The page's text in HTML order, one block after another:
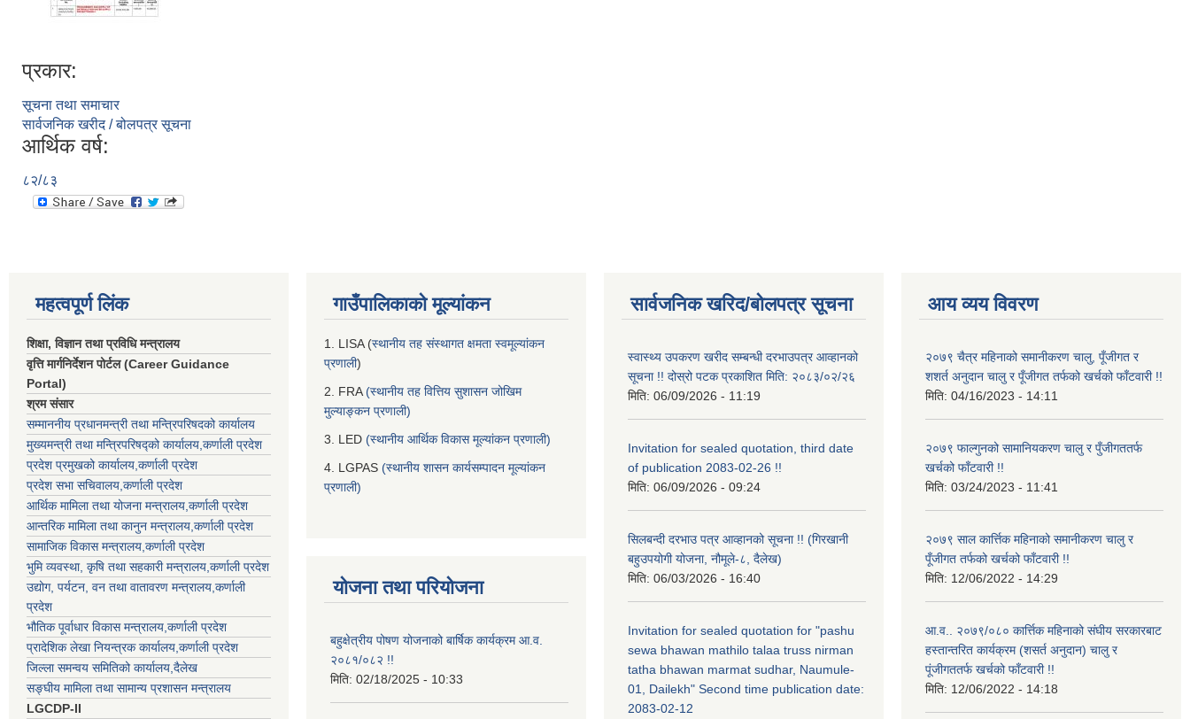
प्रकार:
सूचना तथा समाचार
सार्वजनिक खरीद / बोलपत्र सूचना
आर्थिक वर्ष:
८२/८३
महत्वपूर्ण लिंक
शिक्षा, विज्ञान तथा प्रविधि मन्त्रालय
वृत्ति मार्गनिर्देशन पोर्टल (Career Guidance
Portal)
श्रम संसार
सम्माननीय प्रधानमन्त्री तथा मन्त्रिपरिषद‌को कार्यालय
मुख्यमन्त्री तथा मन्त्रिपरिषद्को कार्यालय,कर्णाली प्रदेश
प्रदेश प्रमुखको कार्यालय,कर्णाली प्रदेश
प्रदेश सभा सचिवालय,कर्णाली प्रदेश
आर्थिक मामिला तथा योजना मन्त्रालय,कर्णाली प्रदेश
आन्तरिक मामिला तथा कानुन मन्त्रालय,कर्णाली प्रदेश
सामाजिक विकास मन्त्रालय,कर्णाली प्रदेश
भुमि व्यवस्था, कृषि तथा सहकारी मन्त्रालय,कर्णाली प्रदेश
उद्योग, पर्यटन, वन तथा वातावरण मन्त्रालय,कर्णाली
प्रदेश
भौतिक पूर्वाधार विकास मन्त्रालय,कर्णाली प्रदेश
प्रादेशिक लेखा नियन्त्रक कार्यालय,कर्णाली प्रदेश
जिल्ला समन्वय समितिको कार्यालय,दैलेख
सङ्घीय मामिला तथा सामान्य प्रशासन मन्त्रालय
LGCDP-II
गाउँपालिकाको मूल्यांकन
1. LISA (स्थानीय तह संस्थागत क्षमता स्वमूल्यांकन
प्रणाली)
2. FRA (स्थानीय तह वित्तिय सुशासन जोखिम
मुल्याङ्कन प्रणाली)
3. LED (स्थानीय आर्थिक विकास मूल्यांकन प्रणाली)
4. LGPAS (स्थानीय शासन कार्यसम्पादन मूल्यांकन
प्रणाली)
योजना तथा परियोजना
बहुक्षेत्रीय पोषण योजनाको बार्षिक कार्यक्रम आ.व.
२०८१/०८२ !!
मिति: 02/18/2025 - 10:33
सार्वजनिक खरिद/बोलपत्र सूचना
स्वास्थ्य उपकरण खरीद सम्बन्धी दरभाउपत्र आव्हानको
सूचना !! दोस्रो पटक प्रकाशित मिति: २०८३/०२/२६
मिति: 06/09/2026 - 11:19
Invitation for sealed quotation, third date
of publication 2083-02-26 !!
मिति: 06/09/2026 - 09:24
सिलबन्दी दरभाउ पत्र आव्हानको सूचना !! (गिरखानी
बहुउपयोगी योजना, नौमूले-८, दैलेख)
मिति: 06/03/2026 - 16:40
Invitation for sealed quotation for "pashu
sewa bhawan mathilo talaa truss nirman
tatha bhawan marmat sudhar, Naumule-
01, Dailekh" Second time publication date:
2083-02-12
आय व्यय विवरण
२०७९ चैत्र महिनाको समानीकरण चालु, पूँजीगत र
शशर्त अनुदान चालु र पूँजीगत तर्फको खर्चको फाँटवारी !!
मिति: 04/16/2023 - 14:11
२०७९ फाल्गुनको सामानियकरण चालु र पुँजीगततर्फ
खर्चको फाँटवारी !!
मिति: 03/24/2023 - 11:41
२०७९ साल कार्त्तिक महिनाको समानीकरण चालु र
पूँजीगत तर्फको खर्चको फाँटवारी !!
मिति: 12/06/2022 - 14:29
आ.व.. २०७९/०८० कार्त्तिक महिनाको संघीय सरकारबाट
हस्तान्तरित कार्यक्रम (शसर्त अनुदान) चालु र
पूंजीगततर्फ खर्चको फाँटवारी !!
मिति: 12/06/2022 - 14:18